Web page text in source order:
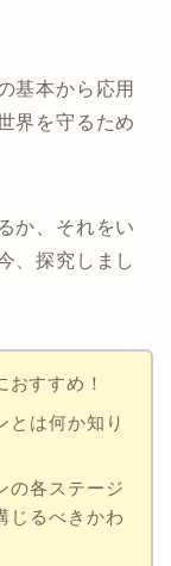
基本から応用
界を守るため
か、それをい
、探究しまし
おすすめ！
とは何か知り
の各ステージ
じるべきかわ